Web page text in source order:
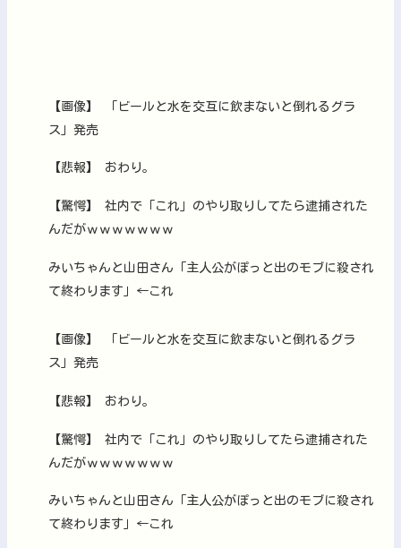
【画像】 「ビールと水を交互に飲まないと倒れるグラ
ス」発売
【悲報】 おわり。
【驚愕】 社内で「これ」のやり取りしてたら逮捕された
んだがｗｗｗｗｗｗｗ
みいちゃんと山田さん「主人公がぽっと出のモブに殺され
て終わります」←これ
【画像】 「ビールと水を交互に飲まないと倒れるグラ
ス」発売
【悲報】 おわり。
【驚愕】 社内で「これ」のやり取りしてたら逮捕された
んだがｗｗｗｗｗｗｗ
みいちゃんと山田さん「主人公がぽっと出のモブに殺され
て終わります」←これ